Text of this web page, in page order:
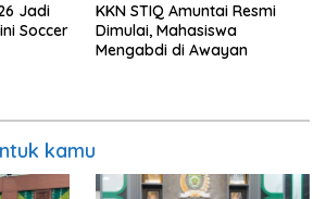
Jadi
Soccer
KKN STIQ Amuntai Resmi
Dimulai, Mahasiswa
Mengabdi di Awayan
kamu